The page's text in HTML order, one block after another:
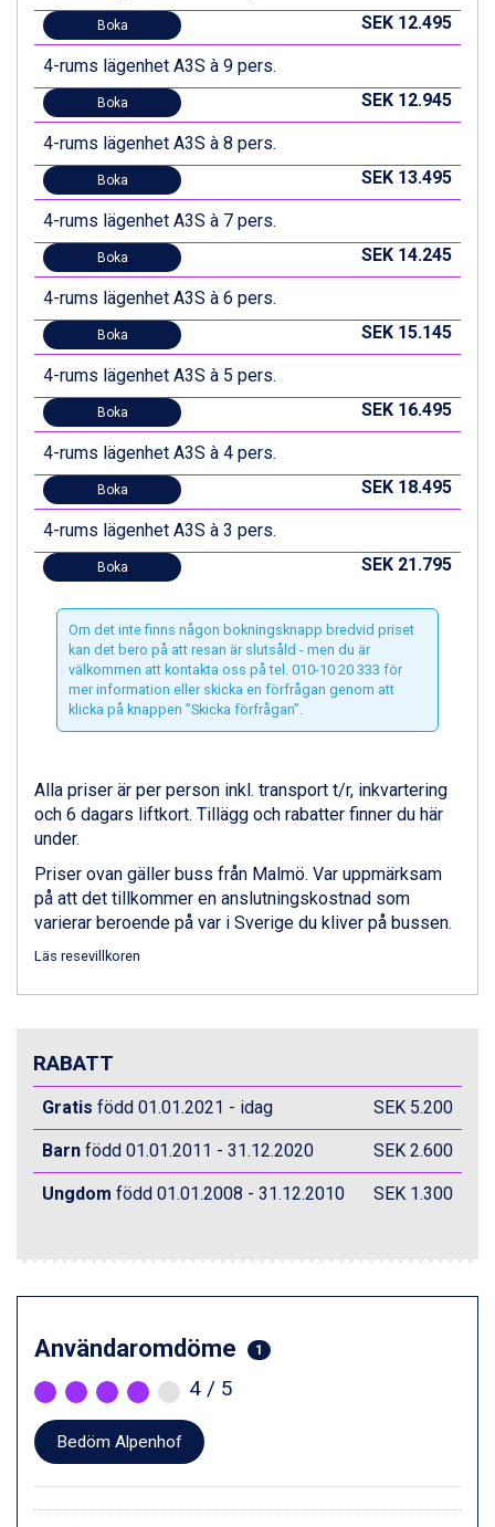
Boka SEK 12.495
4-rums lägenhet A3S à 9 pers.
Boka SEK 12.945
4-rums lägenhet A3S à 8 pers.
Boka SEK 13.495
4-rums lägenhet A3S à 7 pers.
Boka SEK 14.245
4-rums lägenhet A3S à 6 pers.
Boka SEK 15.145
4-rums lägenhet A3S à 5 pers.
Boka SEK 16.495
4-rums lägenhet A3S à 4 pers.
Boka SEK 18.495
4-rums lägenhet A3S à 3 pers.
Boka SEK 21.795
Om det inte finns någon bokningsknapp bredvid priset
kan det bero på att resan är slutsåld - men du är
välkommen att kontakta oss på tel. 010-10 20 333 för
mer information eller skicka en förfrågan genom att
klicka på knappen ”Skicka förfrågan”.
Alla priser är per person inkl. transport t/r, inkvartering
och 6 dagars liftkort. Tillägg och rabatter finner du här
under.
Priser ovan gäller buss från Malmö. Var uppmärksam
på att det tillkommer en anslutningskostnad som
varierar beroende på var i Sverige du kliver på bussen.
Läs resevillkoren
RABATT
Gratis född 01.01.2021 - idag SEK 5.200
Barn född 01.01.2011 - 31.12.2020 SEK 2.600
Ungdom född 01.01.2008 - 31.12.2010 SEK 1.300
Användaromdöme 1
4 / 5
Bedöm Alpenhof